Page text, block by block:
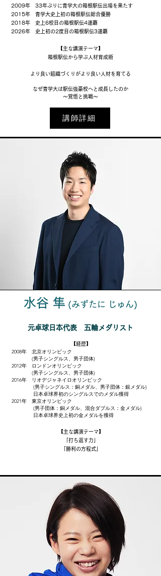
​2009年 33年ぶりに青学大の箱根駅伝出場を果たす
2015年 青学大史上初の箱根駅伝総合優勝
2018年 史上6校目の箱根駅伝4連覇
2026年 史上初の2度目の箱根駅伝3連覇
【主な講演テーマ】
箱根駅伝から学ぶ人材育成術
より良い組織づくりがより良い人材を育てる
なぜ青学大は駅伝強豪校へと成長したのか
〜覚悟と挑戦〜
講師詳細
水谷 隼 (みずたに じゅん)
元卓球日本代表 五輪メダリスト
【経歴】
2008年 北京オリンピック
(男子シングルス、男子団体)
2012年 ロンドンオリンピック
(男子シングルス、男子団体)
2016年 リオデジャネイロオリンピック
(男子シングルス：銅メダル、男子団体：銀メダル)
日本卓球界初のシングルスでのメダル獲得
2021年 東京オリンピック
(男子団体：銅メダル、混合ダブルス：金メダル)
日本卓球界史上初の金メダルを獲得
​【主な講演テーマ】
「打ち返す力」
「勝利の方程式」